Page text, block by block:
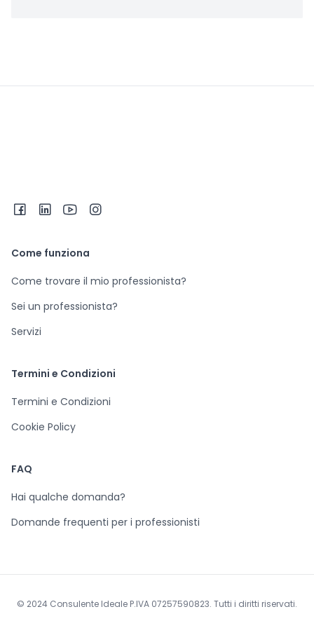
Come funziona
Come trovare il mio professionista?
Sei un professionista?
Servizi
Termini e Condizioni
Termini e Condizioni
Cookie Policy
FAQ
Hai qualche domanda?
Domande frequenti per i professionisti
© 2024 Consulente Ideale P.IVA 07257590823. Tutti i diritti riservati.